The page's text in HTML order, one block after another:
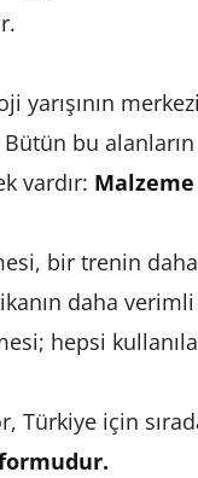
yarışının
bu
vardır:
bir trenin
daha
hepsi
Türkiye için